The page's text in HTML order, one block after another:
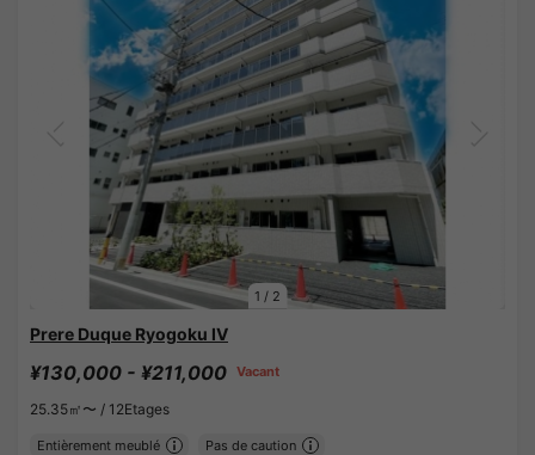
1 / 2
Prere Duque Ryogoku IV
¥130,000 - ¥211,000 Vacant
25.35㎡〜 / 12Etages
Entièrement meublé Pas de caution